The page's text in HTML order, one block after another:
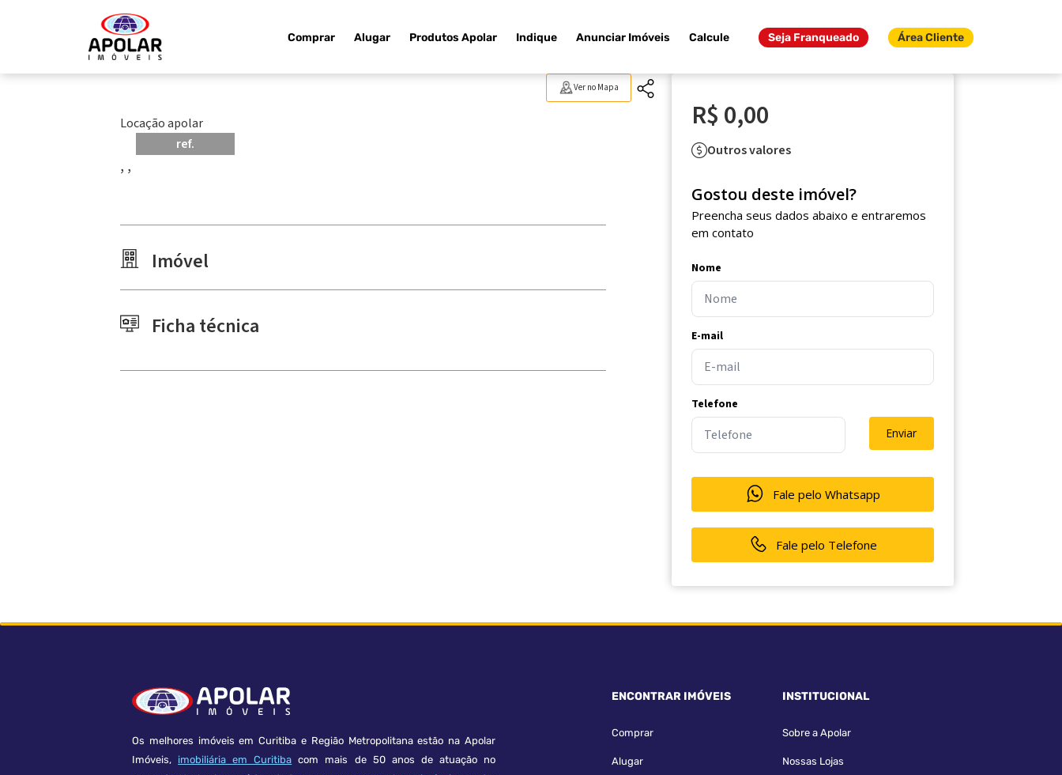
Comprar Alugar Produtos Apolar Indique Anunciar Imóveis Calcule Seja Franqueado Área Cliente
Ver no Mapa
Locação apolar
ref.
, ,
Imóvel
Ficha técnica
R$ 0,00
Outros valores
Gostou deste imóvel?
Preencha seus dados abaixo e entraremos
em contato
Nome
E-mail
Telefone
Enviar
Fale pelo Whatsapp
Fale pelo Telefone
Os melhores imóveis em Curitiba e Região Metropolitana estão na Apolar
Imóveis, imobiliária em Curitiba com mais de 50 anos de atuação no
ENCONTRAR IMÓVEIS
Comprar
Alugar
INSTITUCIONAL
Sobre a Apolar
Nossas Lojas